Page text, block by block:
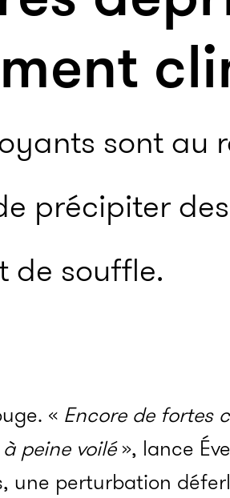
sont au
précipiter
de souffle.
« Encore de fortes
peine voilé», lance
une perturbation